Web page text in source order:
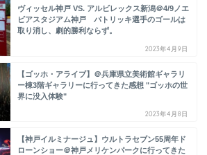
ヴィッセル神戸 VS. アルビレックス新潟＠4/9ノエ
ビアスタジアム神戸 パトリッキ選手のゴールは
取り消し、劇的勝利ならず。
2023年4月9日
【ゴッホ・アライブ】＠兵庫県立美術館ギャラリ
ー棟3階ギャラリーに行ってきた感想 "ゴッホの世
界に没入体験"
2023年4月8日
【神戸イルミナージュ】ウルトラセブン55周年ド
ローンショー＠神戸メリケンパークに行ってきた